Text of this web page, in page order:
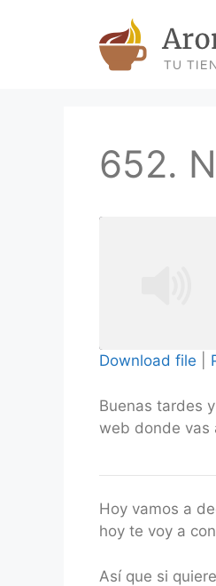
652.
RSS FEED
LINK
Download file
Buenas tardes
web donde vas
Hoy vamos a
hoy te voy a
Así que si